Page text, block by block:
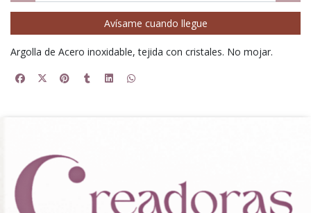
Avísame cuando llegue
Argolla de Acero inoxidable, tejida con cristales. No mojar.